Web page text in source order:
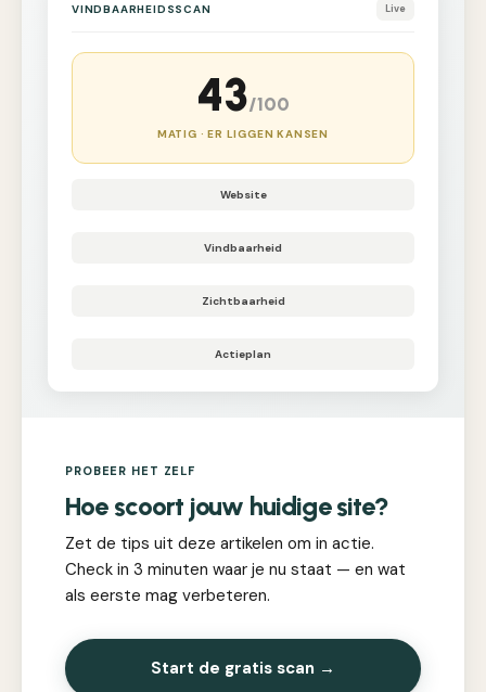
VINDBAARHEIDSSCAN Live
43/100
MATIG · ER LIGGEN KANSEN
Website
Vindbaarheid
Zichtbaarheid
Actieplan
PROBEER HET ZELF
Hoe scoort jouw huidige site?
Zet de tips uit deze artikelen om in actie.
Check in 3 minuten waar je nu staat — en wat
als eerste mag verbeteren.
Start de gratis scan →